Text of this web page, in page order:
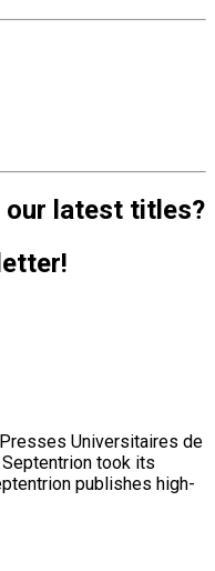
our latest titles?
Universitaires de
took its
publishes high-